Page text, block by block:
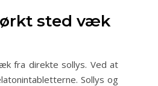
sted væk
fra direkte sollys. Ved at
Sollys og